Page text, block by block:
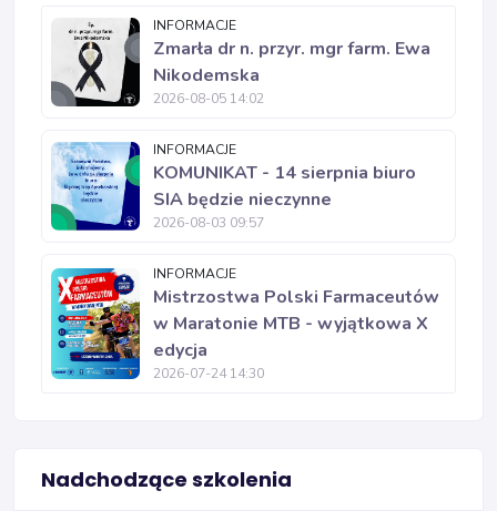
INFORMACJE
Zmarła dr n. przyr. mgr farm. Ewa
Nikodemska
2026-08-05 14:02
INFORMACJE
KOMUNIKAT - 14 sierpnia biuro
SIA będzie nieczynne
2026-08-03 09:57
INFORMACJE
Mistrzostwa Polski Farmaceutów
w Maratonie MTB - wyjątkowa X
edycja
2026-07-24 14:30
Nadchodzące szkolenia